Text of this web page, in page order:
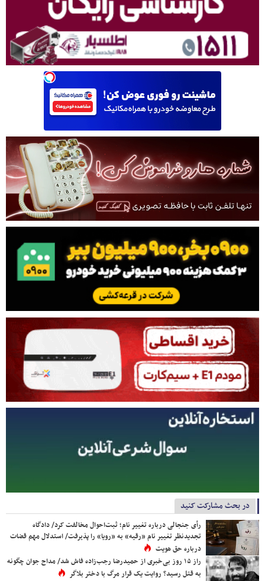
در بحث مشارکت کنید
رأی جنجالی درباره تغییر نام؛ ثبت‌احوال مخالفت کرد/ دادگاه
تجدیدنظر تغییر نام «رقیه» به «رویا» را پذیرفت/ استدلال مهم قضات
درباره حق هویت
راز ۱۵ روز بی‌خبری از حمیدرضا رجب‌زاده فاش شد/ مداح جوان چگونه
به قتل رسید؟ روایت یک قرار مرگ با دختر بلاگر